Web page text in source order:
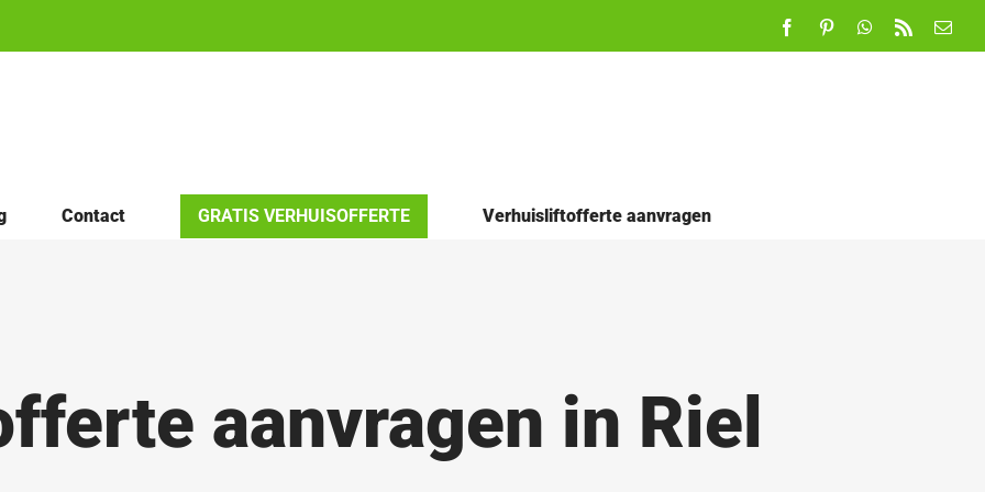
FacebookPinterestWhatsApp
Rss
E-
Contact GRATIS VERHUISOFFERTE Verhuisliftofferte aanvragen
aanvragen in Riel